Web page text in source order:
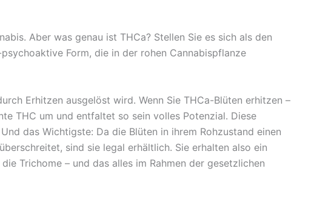
Aber was genau ist THCa? Stellen Sie es sich als den
Form, die in der rohen Cannabispflanze
Erhitzen ausgelöst wird. Wenn Sie THCa-Blüten erhitzen –
THC um und entfaltet so sein volles Potenzial. Diese
das Wichtigste: Da die Blüten in ihrem Rohzustand einen
sind sie legal erhältlich. Sie erhalten also ein
Trichome – und das alles im Rahmen der gesetzlichen